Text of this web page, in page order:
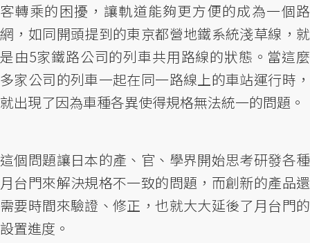
客轉乘的困擾，讓軌道能夠更方便的成為一個路
網，如同開頭提到的東京都營地鐵系統淺草線，就
是由5家鐵路公司的列車共用路線的狀態。當這麼
多家公司的列車一起在同一路線上的車站運行時，
就出現了因為車種各異使得規格無法統一的問題。
這個問題讓日本的產、官、學界開始思考研發各種
月台門來解決規格不一致的問題，而創新的產品還
需要時間來驗證、修正，也就大大延後了月台門的
設置進度。